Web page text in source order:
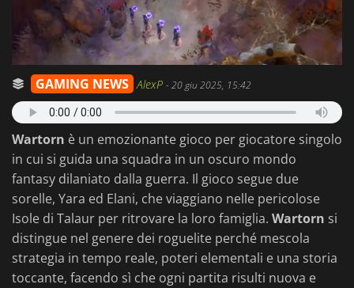
GAMING NEWS AlexP -20 giu 2025, 15:42
Wartorn è un emozionante gioco per giocatore singolo
in cui si guida una squadra in un oscuro mondo
fantasy dilaniato dalla guerra. Il gioco segue due
sorelle, Yara ed Elani, che viaggiano nelle pericolose
Isole di Talaur per ritrovare la loro famiglia. Wartorn si
distingue nel genere dei roguelite perché mescola
strategia in tempo reale, poteri elementali e una storia
toccante, facendo sì che ogni partita risulti nuova e